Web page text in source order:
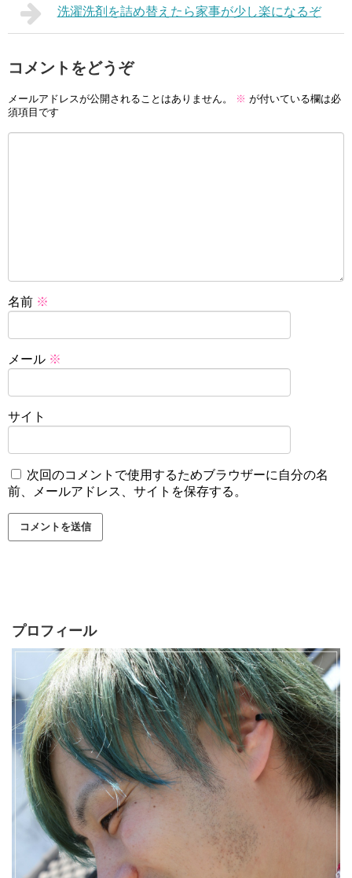
洗濯洗剤を詰め替えたら家事が少し楽になるぞ
コメントをどうぞ
メールアドレスが公開されることはありません。 ※ が付いている欄は必
須項目です
名前 ※
メール ※
サイト
次回のコメントで使用するためブラウザーに自分の名
前、メールアドレス、サイトを保存する。
プロフィール